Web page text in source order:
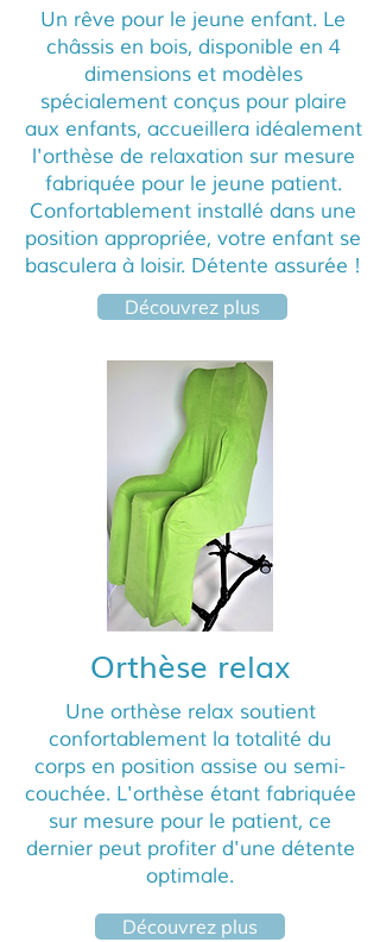
Un rêve pour le jeune enfant. Le
châssis en bois, disponible en 4
dimensions et modèles
spécialement conçus pour plaire
aux enfants, accueillera idéalement
l'orthèse de relaxation sur mesure
fabriquée pour le jeune patient.
Confortablement installé dans une
position appropriée, votre enfant se
basculera à loisir. Détente assurée !
Découvrez plus
Orthèse relax
Une orthèse relax soutient
confortablement la totalité du
corps en position assise ou semi-
couchée. L'orthèse étant fabriquée
sur mesure pour le patient, ce
dernier peut profiter d'une détente
optimale.
Découvrez plus